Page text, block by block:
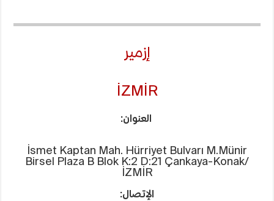
إزمير
İZMİR
العنوان:
İsmet Kaptan Mah. Hürriyet Bulvarı M.Münir
Birsel Plaza B Blok K:2 D:21 Çankaya-Konak/
İZMİR
الإتصال: